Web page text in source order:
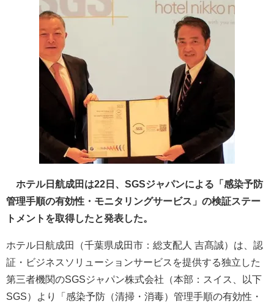
ホテル日航成田は22日、SGSジャパンによる「感染予防
管理手順の有効性・モニタリングサービス」の検証ステー
トメントを取得したと発表した。
ホテル日航成田（千葉県成田市：総支配人 吉髙誠）は、認
証・ビジネスソリューションサービスを提供する独立した
第三者機関のSGSジャパン株式会社（本部：スイス、以下
SGS）より「感染予防（清掃・消毒）管理手順の有効性・